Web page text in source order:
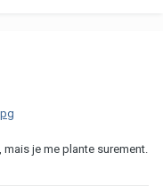
je me plante surement.